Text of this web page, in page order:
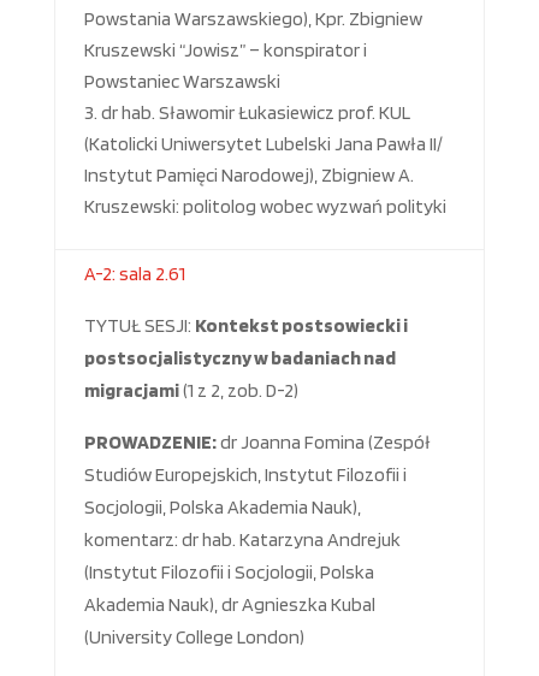
Powstania Warszawskiego), Kpr. Zbigniew
Kruszewski “Jowisz” – konspirator i
Powstaniec Warszawski
dr hab. Sławomir Łukasiewicz prof. KUL
(Katolicki Uniwersytet Lubelski Jana Pawła II/
Instytut Pamięci Narodowej), Zbigniew A.
Kruszewski: politolog wobec wyzwań polityki
A-2: sala 2.61
TYTUŁ SESJI: Kontekst postsowiecki i
postsocjalistyczny w badaniach nad
migracjami(1 z 2, zob. D-2)
PROWADZENIE:dr Joanna Fomina (Zespół
Studiów Europejskich, Instytut Filozofii i
Socjologii, Polska Akademia Nauk),
komentarz: dr hab. Katarzyna Andrejuk
(Instytut Filozofii i Socjologii, Polska
Akademia Nauk), dr Agnieszka Kubal
(University College London)